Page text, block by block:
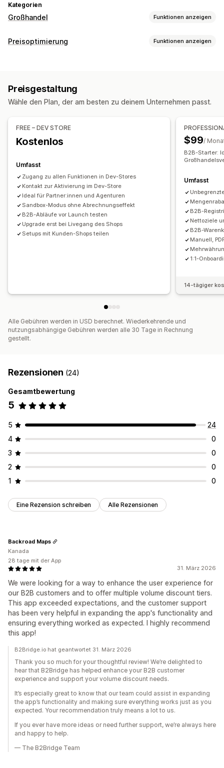
Kategorien
Großhandel Funktionen anzeigen
Optionen zur Preisgestaltung
Mehrere Währungen
Login für Großhandel
Kunden-Tagging
Bestellverwaltung
Massenverarbeitung
Mindestbestellmengen
Produktsichtbarkeit Bestellstatus Mehrere Währungen
API-Zugriff
Inventarsynchronisierung
Inventarstatus
Import und Export
Preisoptimierung Funktionen anzeigen
Mengenrabatte
Gestaffelte Rabatte
Planung Massenbearbeitung Tags
Preisgestaltung
Wähle den Plan, der am besten zu deinem Unternehmen passt.
FREE – DEV STORE
Kostenlos
Umfasst
Zugang zu allen Funktionen in Dev-Stores
Kontakt zur Aktivierung im Dev-Store
Ideal für Partner:innen und Agenturen
Sandbox-Modus ohne Abrechnungseffekt
B2B-Abläufe vor Launch testen
Upgrade erst bei Livegang des Shops
Setups mit Kunden-Shops teilen
$99/
B2B-Starter:
Umfasst
B2B-
Nettoziele
B2B-
Manuell,
1:1-
14-tägiger
Alle Gebühren werden in USD berechnet. Wiederkehrende und
nutzungsabhängige Gebühren werden alle 30 Tage in Rechnung
gestellt.
Rezensionen (24)
Gesamtbewertung
5
5
24
4
0
3
0
2
0
1
0
Eine Rezension schreiben Alle Rezensionen
31. März 2026
We were looking for a way to enhance the user experience for
our B2B customers and to offer multiple volume discount tiers.
This app exceeded expectations, and the customer support
has been very helpful in expanding the app's functionality and
ensuring everything worked as expected. I highly recommend
this app!
Backroad Maps
Kanada
28 tage mit der App
B2Bridge.io hat geantwortet 31. März 2026
Thank you so much for your thoughtful review! We’re delighted to
hear that B2Bridge has helped enhance your B2B customer
experience and support your volume discount needs.
It’s especially great to know that our team could assist in expanding
the app’s functionality and making sure everything works just as you
expected. Your recommendation truly means a lot to us.
If you ever have more ideas or need further support, we’re always here
and happy to help.
— The B2Bridge Team